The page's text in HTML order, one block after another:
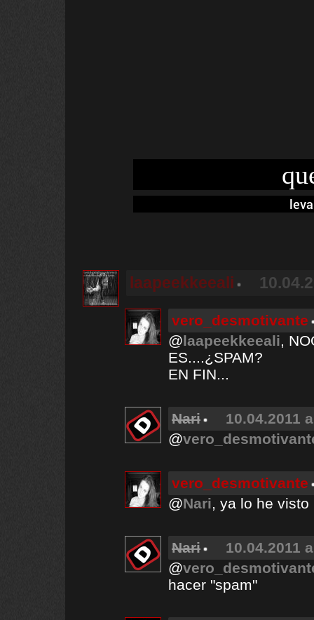
laapeekkeeali
vero_desmotivante
@laapeekkeeali,
ES....¿SPAM?
EN FIN...
Nari
10.04.2011
@
vero_desmotivante
@Nari, ya lo he visto
Nari
10.04.2011
@
hacer "spam"